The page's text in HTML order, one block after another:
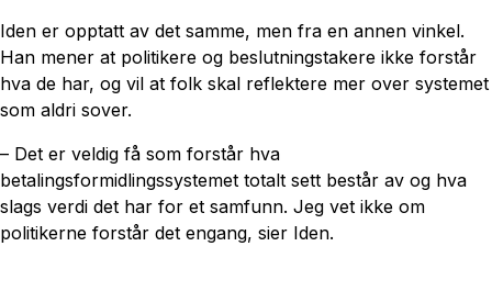
Iden er opptatt av det samme, men fra en annen vinkel.
Han mener at politikere og beslutningstakere ikke forstår
hva de har, og vil at folk skal reflektere mer over systemet
som aldri sover.
– Det er veldig få som forstår hva
betalingsformidlingssystemet totalt sett består av og hva
slags verdi det har for et samfunn. Jeg vet ikke om
politikerne forstår det engang, sier Iden.